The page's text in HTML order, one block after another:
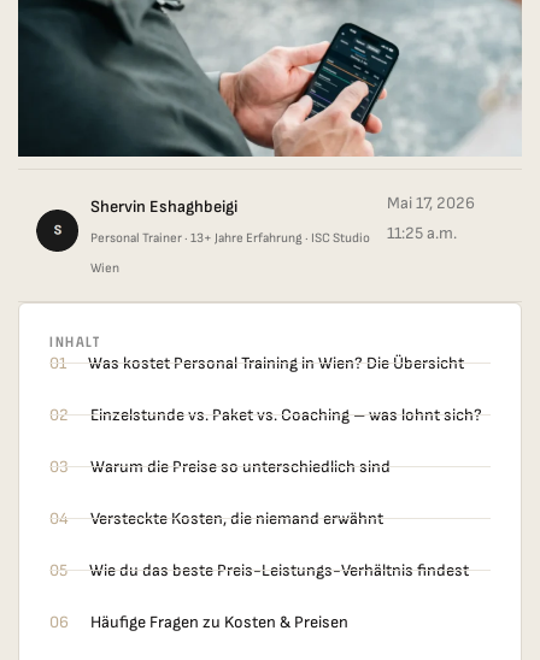
Shervin Eshaghbeigi
Personal Trainer · 13+ Jahre Erfahrung · ISC Studio
Wien
Mai 17, 2026
11:25 a.m.
Inhalt
01Was kostet Personal Training in Wien? Die Übersicht
02Einzelstunde vs. Paket vs. Coaching – was lohnt sich?
03Warum die Preise so unterschiedlich sind
04Versteckte Kosten, die niemand erwähnt
05Wie du das beste Preis-Leistungs-Verhältnis findest
06 Häufige Fragen zu Kosten & Preisen